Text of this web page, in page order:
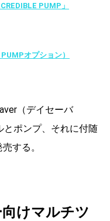
PUMP」
オプション）
（デイセーバ
とポンプ、それに付随
する。
けマルチツ